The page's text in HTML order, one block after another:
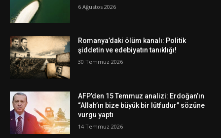
6 Ağustos 2026
Romanya’daki ölüm kanalı: Politik
şiddetin ve edebiyatın tanıklığı!
30 Temmuz 2026
AFP’den 15 Temmuz analizi: Erdoğan’ın
“Allah’ın bize büyük bir lütfudur” sözüne
vurgu yaptı
14 Temmuz 2026